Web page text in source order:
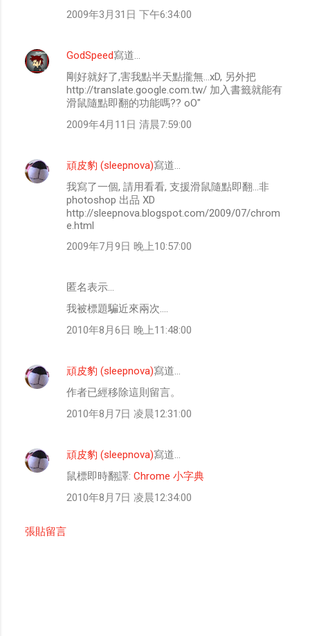
2009年3月31日 下午6:34:00
GodSpeed寫道…
剛好就好了,害我點半天點攏無...xD, 另外把
http://translate.google.com.tw/ 加入書籤就能有
滑鼠隨點即翻的功能嗎?? oO"
2009年4月11日 清晨7:59:00
頑皮豹 (sleepnova)寫道…
我寫了一個, 請用看看, 支援滑鼠隨點即翻...非
photoshop 出品 XD
http://sleepnova.blogspot.com/2009/07/chrom
e.html
2009年7月9日 晚上10:57:00
匿名表示…
我被標題騙近來兩次....
2010年8月6日 晚上11:48:00
頑皮豹 (sleepnova)寫道…
作者已經移除這則留言。
2010年8月7日 凌晨12:31:00
頑皮豹 (sleepnova)寫道…
鼠標即時翻譯: Chrome 小字典
2010年8月7日 凌晨12:34:00
張貼留言